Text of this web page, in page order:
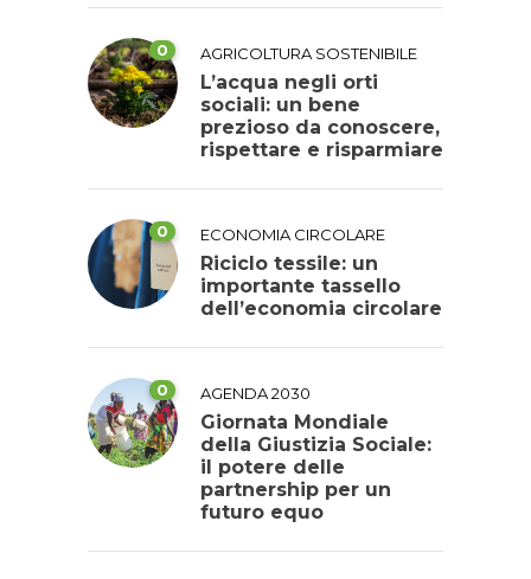
0 AGRICOLTURA SOSTENIBILE
L’acqua negli orti
sociali: un bene
prezioso da conoscere,
rispettare e risparmiare
0 ECONOMIA CIRCOLARE
Riciclo tessile: un
importante tassello
dell’economia circolare
0 AGENDA 2030
Giornata Mondiale
della Giustizia Sociale:
il potere delle
partnership per un
futuro equo